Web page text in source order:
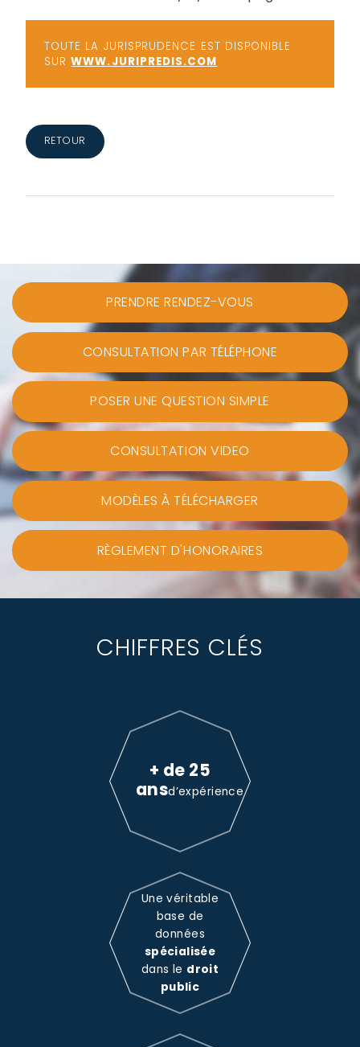
TOUTE LA JURISPRUDENCE EST DISPONIBLE
SURWWW.JURIPREDIS.COM
RETOUR
PRENDRE RENDEZ-VOUS
CONSULTATION PAR TÉLÉPHONE
POSER UNE QUESTION SIMPLE
CONSULTATION VIDEO
MODÈLES À TÉLÉCHARGER
RÈGLEMENT D'HONORAIRES
CHIFFRES CLÉS
+ de 25
ansd’expérience
Une véritable
base de
données
spécialisée
dans le droit
public